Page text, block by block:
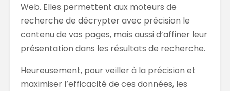
Web. Elles permettent aux moteurs de
recherche de décrypter avec précision le
contenu de vos pages, mais aussi d’affiner leur
présentation dans les résultats de recherche.
Heureusement, pour veiller à la précision et
maximiser l’efficacité de ces données, les